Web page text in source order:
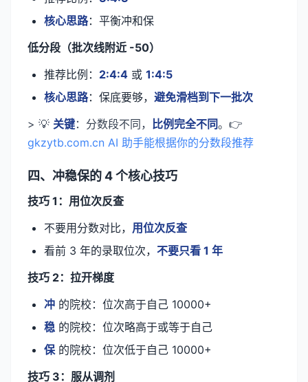
核心思路：平衡冲和保
低分段（批次线附近 -50）
推荐比例： 2:4:4 或 1:4:5
核心思路：保底要够， 避免滑档到下一批次
> 💡 关键：分数段不同， 比例完全不同。👉
gkzytb.com.cn AI 助手能根据你的分数段推荐
四、冲稳保的 4 个核心技巧
技巧 1：用位次反查
不要用分数对比， 用位次反查
看前 3 年的录取位次， 不要只看 1 年
技巧 2：拉开梯度
冲 的院校：位次高于自己 10000+
稳 的院校：位次略高于或等于自己
保的院校：位次低于自己 10000+
技巧 3：服从调剂